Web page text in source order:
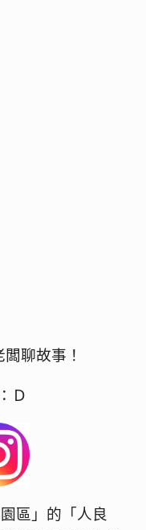
聊故事！
Ｄ
區」的「人良